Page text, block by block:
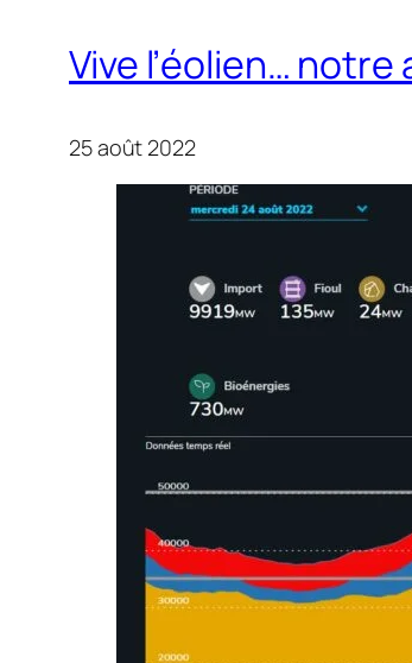
Vive l’éolien… notre
25 août 2022